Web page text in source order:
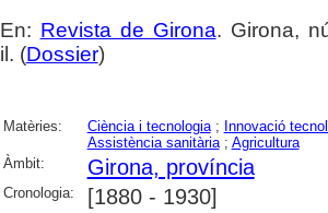
En: Revista de Girona. Girona,
il. (Dossier)
Matèries: Ciència i tecnologia; Innovació
Assistència sanitària; Agricultura
Àmbit:
Girona, província
Cronologia: [1880 - 1930]